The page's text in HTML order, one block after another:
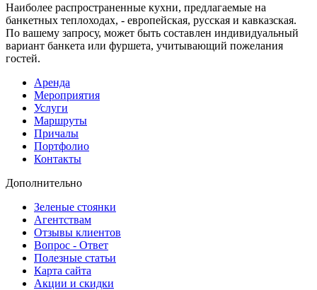
Наиболее распространенные кухни, предлагаемые на
банкетных теплоходах, - европейская, русская и кавказская.
По вашему запросу, может быть составлен индивидуальный
вариант банкета или фуршета, учитывающий пожелания
гостей.
Аренда
Мероприятия
Услуги
Маршруты
Причалы
Портфолио
Контакты
Дополнительно
Зеленые стоянки
Агентствам
Отзывы клиентов
Вопрос - Ответ
Полезные статьи
Карта сайта
Акции и скидки